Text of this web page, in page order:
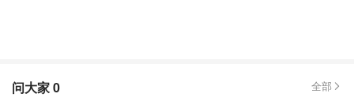
问大家0 全部